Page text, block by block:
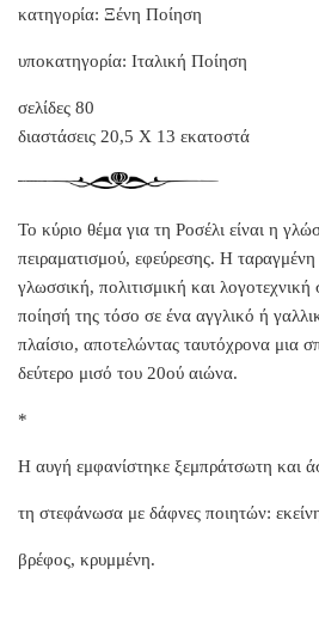
κατηγορία: Ξένη Ποίηση
υποκατηγορία: Ιταλική Ποίηση
σελίδες 80
διαστάσεις 20,5 Χ 13 εκατοστά
Το κύριο θέμα για τη Ροσέλι είναι η
πειραματισμού, εφεύρεσης. Η
γλωσσική, πολιτισμική και
ποίησή της τόσο σε ένα αγγλικό ή
πλαίσιο, αποτελώντας ταυτόχρονα μια
δεύτερο μισό του 20ού αιώνα.
*
Η αυγή εμφανίστηκε ξεμπράτσωτη και
τη στεφάνωσα με δάφνες ποιητών:
βρέφος, κρυμμένη.